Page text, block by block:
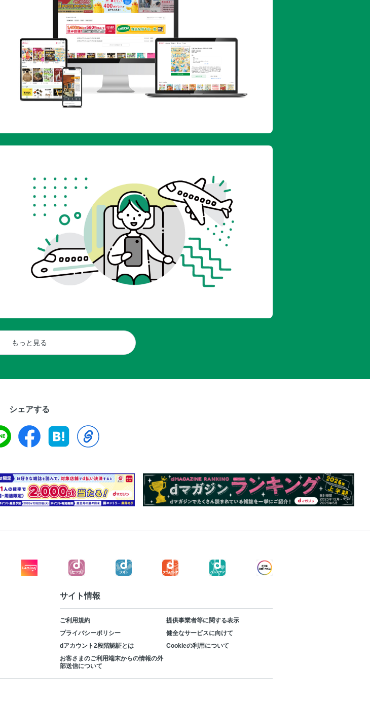
もっと見る
シェアする
サイト情報
ご利用規約
提供事業者等に関する表示
プライバシーポリシー
健全なサービスに向けて
dアカウント2段階認証とは
Cookieの利用について
お客さまのご利用端末からの情報の外
部送信について